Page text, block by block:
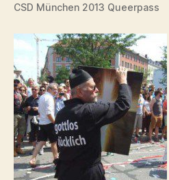
CSD München 2013 Queerpass